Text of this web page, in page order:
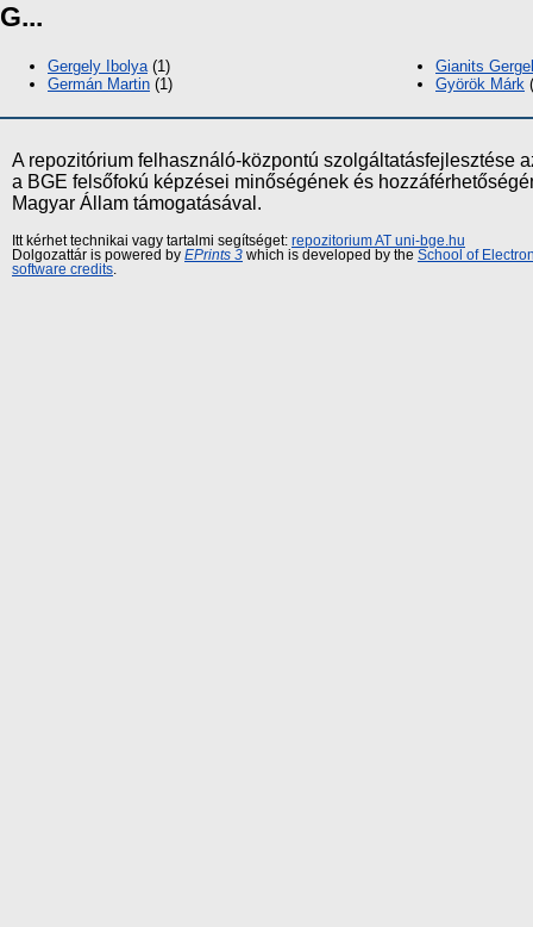
G...
Gergely Ibolya (1)
Germán Martin (1)
Gianits
Györök Márk
A repozitórium felhasználó-központú szolgáltatásfejlesztése
a BGE felsőfokú képzései minőségének és
Magyar Állam támogatásával.
Itt kérhet technikai vagy tartalmi segítséget: repozitorium AT uni-bge.hu
Dolgozattár is powered by EPrints 3 which is developed by the School of
software credits